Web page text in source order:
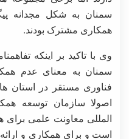
سمنان به شکل مجدانه
همکاری مشترک بودند.
وی با تاکید بر اینکه
سمنان به معنای عدم
فناوری مستقر در استان
اصولا سازمان توسعه
المللی معاونت علمی
است و برای همکاری و